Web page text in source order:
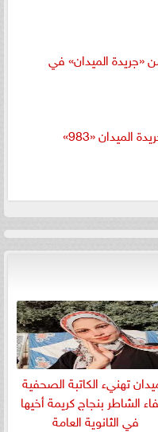
«جريدة الميدان» في
الميدان «983»
تهنيء الكاتبة الصحفية
الشاطر بنجاج كريمة أخيها
في الثانوية العامة